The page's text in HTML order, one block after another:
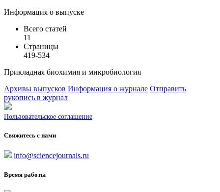
Информация о выпуске
Всего статей
11
Страницы
419-534
Прикладная биохимия и микробиология
Архивы выпусков Информация о журнале Отправить
рукопись в журнал
Пользовательское соглашение
Свяжитесь с нами
info@sciencejournals.ru
Время работы